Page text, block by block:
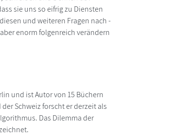
sie uns so eifrig zu Diensten
und weiteren Fragen nach -
enorm folgenreich verändern
und ist Autor von 15 Büchern
Schweiz forscht er derzeit als
Das Dilemma der